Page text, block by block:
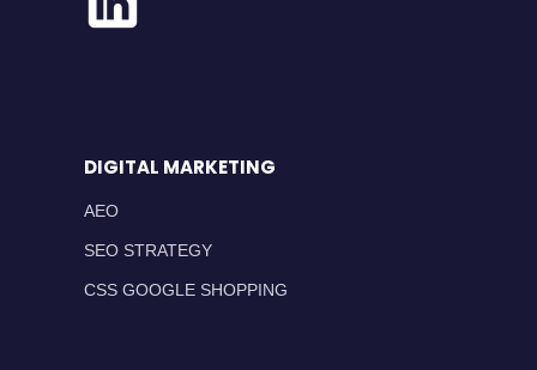
DIGITAL MARKETING
AEO
SEO STRATEGY
CSS GOOGLE SHOPPING